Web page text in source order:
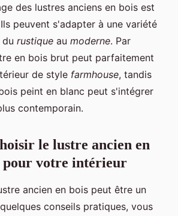
des lustres anciens en bois est
peuvent s'adapter à une variété
rustique au moderne. Par
en bois brut peut parfaitement
de style farmhouse, tandis
peint en blanc peut s'intégrer
contemporain.
le lustre ancien en
votre intérieur
ancien en bois peut être un
conseils pratiques, vous